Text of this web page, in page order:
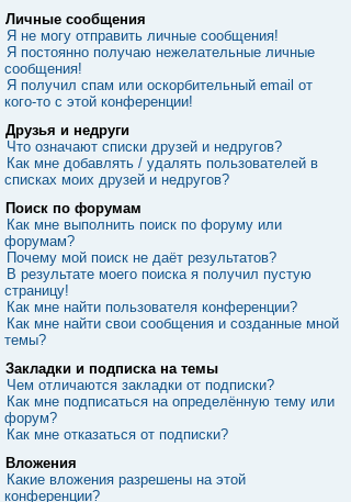
Личные сообщения
Я не могу отправить личные сообщения!
Я постоянно получаю нежелательные личные
сообщения!
Я получил спам или оскорбительный email от
кого-то с этой конференции!
Друзья и недруги
Что означают списки друзей и недругов?
Как мне добавлять / удалять пользователей в
списках моих друзей и недругов?
Поиск по форумам
Как мне выполнить поиск по форуму или
форумам?
Почему мой поиск не даёт результатов?
В результате моего поиска я получил пустую
страницу!
Как мне найти пользователя конференции?
Как мне найти свои сообщения и созданные мной
темы?
Закладки и подписка на темы
Чем отличаются закладки от подписки?
Как мне подписаться на определённую тему или
форум?
Как мне отказаться от подписки?
Вложения
Какие вложения разрешены на этой
конференции?